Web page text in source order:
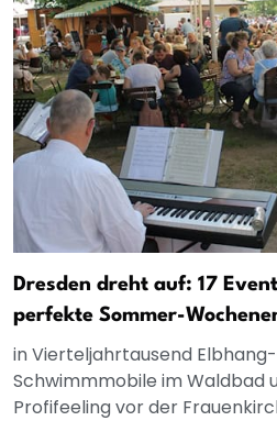
Dresden dreht auf: 17
perfekte Sommer-
in Vierteljahrtausend
Schwimmmobile im Waldbad
Profifeeling vor der